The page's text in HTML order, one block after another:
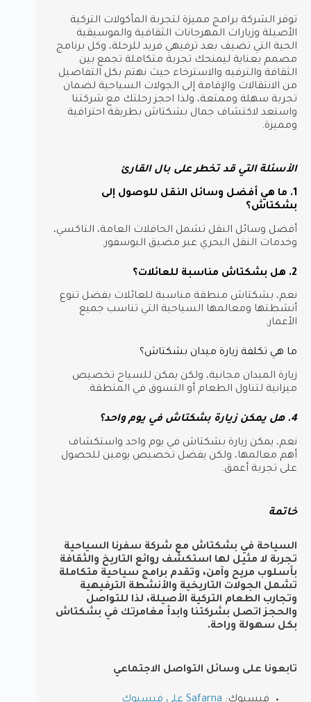
توفر الشركة برامج مميزة لتجربة المأكولات التركية
الأصيلة وزيارات المهرجانات الثقافية والموسيقية
الحية التي تضيف بعد ترفيهي فريد للرحلة، وكل برنامج
مصمم بعناية ليمنحك تجربة متكاملة تجمع بين
الثقافة والترفيه والاسترخاء حيث نهتم بكل التفاصيل
من الانتقالات والإقامة إلى الجولات السياحية لضمان
تجربة سهلة وممتعة، ولذا احجز رحلتك مع شركتنا
واستعد لاكتشاف جمال بشكتاش بطريقة احترافية
ومميزة.
الأسئلة التي قد تخطر على بال القارئ
1. ما هي أفضل وسائل النقل للوصول إلى
بشكتاش؟
أفضل وسائل النقل تشمل الحافلات العامة، التاكسي،
وخدمات النقل البحري عبر مضيق البوسفور.
2. هل بشكتاش مناسبة للعائلات؟
نعم، بشكتاش منطقة مناسبة للعائلات بفضل تنوع
أنشطتها ومعالمها السياحية التي تناسب جميع
الأعمار.
ما هي تكلفة زيارة ميدان بشكتاش؟
زيارة الميدان مجانية، ولكن يمكن للسياح تخصيص
ميزانية لتناول الطعام أو التسوق في المنطقة.
4. هل يمكن زيارة بشكتاش في يوم واحد؟
نعم، يمكن زيارة بشكتاش في يوم واحد واستكشاف
أهم معالمها، ولكن يفضل تخصيص يومين للحصول
على تجربة أعمق.
خاتمة
السياحة في بشكتاش مع شركة سفرنا السياحية
تجربة لا مثيل لها استكشف روائع التاريخ والثقافة
بأسلوب مريح وآمن، وتقدم برامج سياحية متكاملة
تشمل الجولات التاريخية والأنشطة الترفيهية
وتجارب الطعام التركية الأصيلة، لذا للتواصل
والحجز اتصل بشركتنا وابدأ مغامرتك في بشكتاش
بكل سهولة وراحة.
تابعونا على وسائل التواصل الاجتماعي
فيسبوك: Safarna على فيسبوك